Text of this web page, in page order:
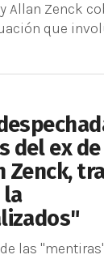
Allan Zenck
que
del ex de
Zenck,
la
las